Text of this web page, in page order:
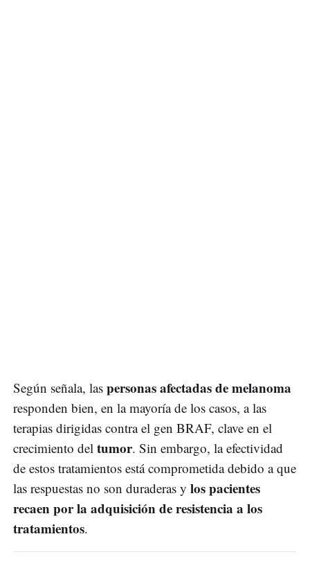
Según señala, las personas afectadas de melanoma
responden bien, en la mayoría de los casos, a las
terapias dirigidas contra el gen BRAF, clave en el
crecimiento del tumor. Sin embargo, la efectividad
de estos tratamientos está comprometida debido a que
las respuestas no son duraderas y los pacientes
recaen por la adquisición de resistencia a los
tratamientos.